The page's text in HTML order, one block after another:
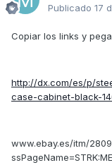
Publicado 17
Copiar los links y
http://dx.com/es/p/
case-cabinet-black-
www.ebay.es/itm/